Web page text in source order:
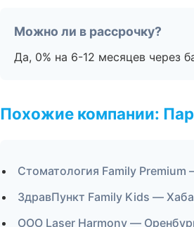
Можно ли в рассрочку?
Да, 0% на 6-12 месяцев через
Похожие компании:
Стоматология Family Premium
ЗдравПункт Family Kids —
ООО Laser Harmony —